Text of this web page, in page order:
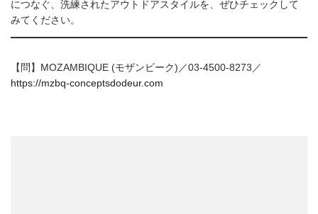
につなぐ、洗練されたアウトドアスタイルを、ぜひチェックして
みてください。
【問】MOZAMBIQUE (モザンビーク)／03-4500-8273／
https://mzbq-conceptsdodeur.com